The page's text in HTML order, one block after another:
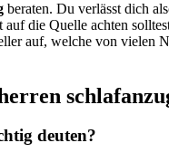
beraten. Du verlässt dich
die Quelle achten
auf, welche von vielen
deuten?